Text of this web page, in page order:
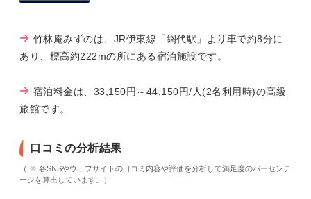
竹林庵みずのは、JR伊東線「網代駅」より車で約8分に
あり、標高約222mの所にある宿泊施設です。
宿泊料金は、33,150円～44,150円/人(2名利用時)の高級
旅館です。
口コミの分析結果
（ ※ 各SNSやウェブサイトの口コミ内容や評価を分析して満足度のパーセンテ
ージを算出しています。）